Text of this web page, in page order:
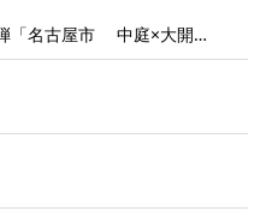
「名古屋市 中庭×大開…